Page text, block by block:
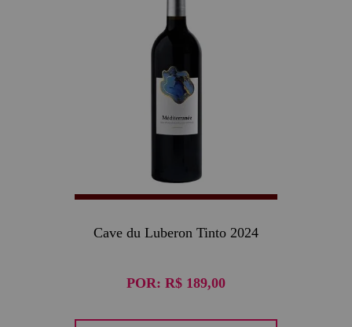
Cave du Luberon Tinto 2024
POR: R$ 189,00